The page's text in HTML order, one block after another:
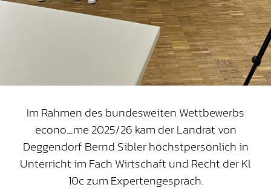
Im Rahmen des bundesweiten Wettbewerbs
econo_me 2025/26 kam der Landrat von
Deggendorf Bernd Sibler höchstpersönlich in
Unterricht im Fach Wirtschaft und Recht der Kl
10c zum Expertengespräch.